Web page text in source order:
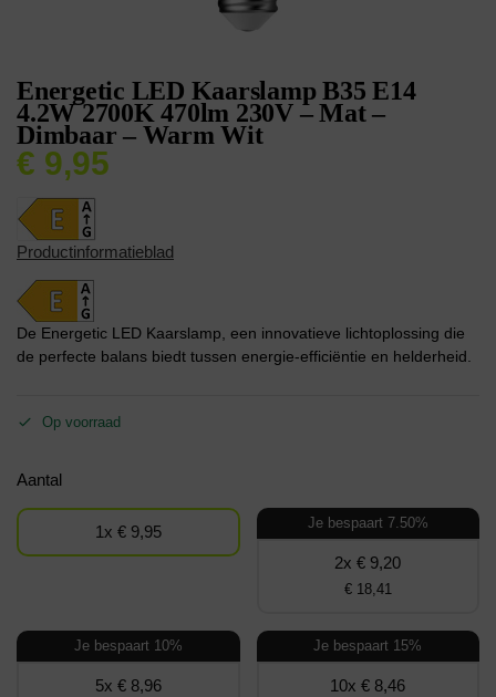
Energetic LED Kaarslamp B35 E14
4.2W 2700K 470lm 230V – Mat –
Dimbaar – Warm Wit
€ 9,95
Productinformatieblad
De Energetic LED Kaarslamp, een innovatieve lichtoplossing die
de perfecte balans biedt tussen energie-efficiëntie en helderheid.
Op voorraad
Aantal
1x € 9,95 Je bespaart 7.50%
2x € 9,20
€ 18,41
Je bespaart 10%
5x € 8,96
Je bespaart 15%
10x € 8,46